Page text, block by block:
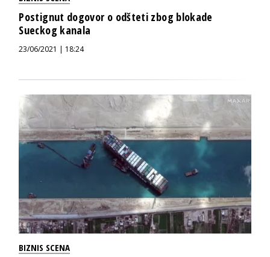
Postignut dogovor o odšteti zbog blokade
Sueckog kanala
23/06/2021 | 18:24
BIZNIS SCENA